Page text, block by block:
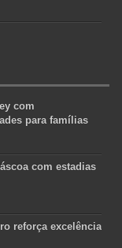
com
para famílias
com estadias
reforça excelência